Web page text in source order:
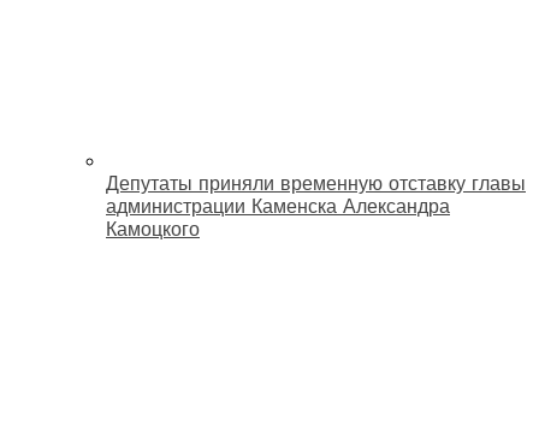
Депутаты приняли временную отставку главы
администрации Каменска Александра
Камоцкого